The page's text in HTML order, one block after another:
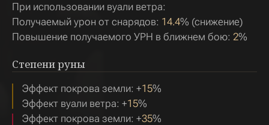
При использовании вуали ветра:
Получаемый урон от снарядов: 14.4% (снижение)
Повышение получаемого УРН в ближнем бою: 2%
Степени руны
Эффект покрова земли: +15%
Эффект вуали ветра: +15%
Эффект покрова земли: +35%